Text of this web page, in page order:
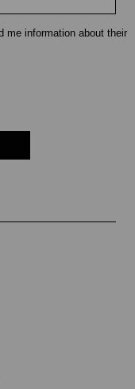
me information about their